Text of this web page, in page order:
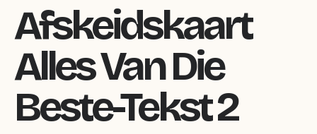
Afskeidskaart
Alles Van Die
Beste-Tekst 2